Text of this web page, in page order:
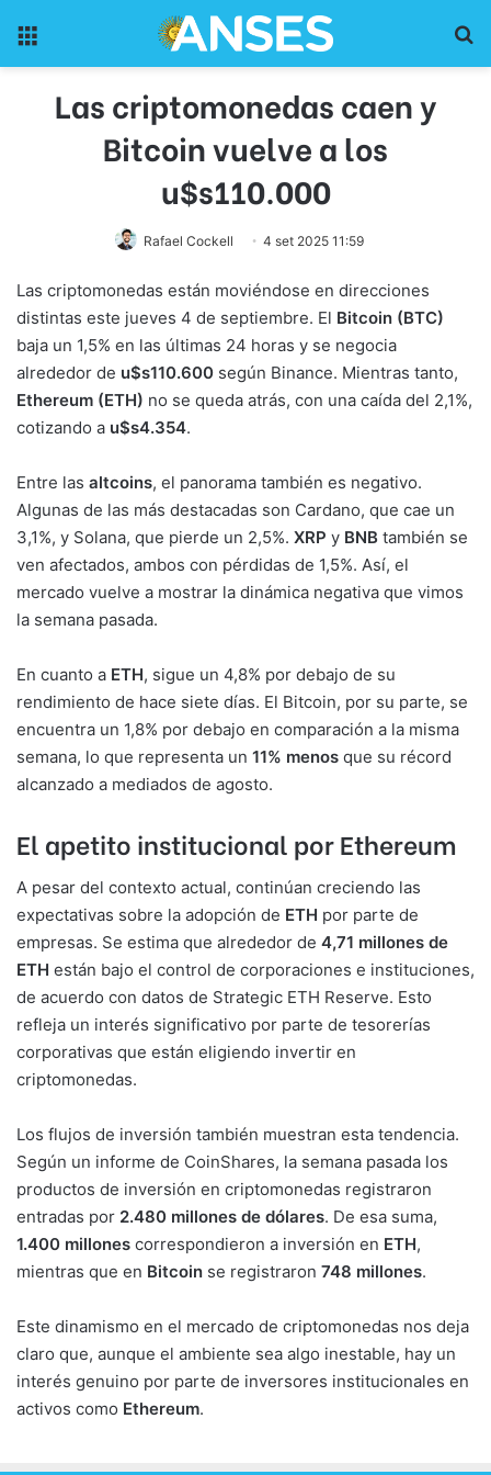
Las criptomonedas caen y
Bitcoin vuelve a los
u$s110.000
Rafael Cockell 4 set 2025 11:59
Las criptomonedas están moviéndose en direcciones
distintas este jueves 4 de septiembre. El Bitcoin (BTC)
baja un 1,5% en las últimas 24 horas y se negocia
alrededor de u$s110.600 según Binance. Mientras tanto,
Ethereum (ETH) no se queda atrás, con una caída del 2,1%,
cotizando a u$s4.354.
Entre las altcoins, el panorama también es negativo.
Algunas de las más destacadas son Cardano, que cae un
3,1%, y Solana, que pierde un 2,5%. XRP y BNB también se
ven afectados, ambos con pérdidas de 1,5%. Así, el
mercado vuelve a mostrar la dinámica negativa que vimos
la semana pasada.
En cuanto a ETH, sigue un 4,8% por debajo de su
rendimiento de hace siete días. El Bitcoin, por su parte, se
encuentra un 1,8% por debajo en comparación a la misma
semana, lo que representa un 11% menos que su récord
alcanzado a mediados de agosto.
El apetito institucional por Ethereum
A pesar del contexto actual, continúan creciendo las
expectativas sobre la adopción de ETH por parte de
empresas. Se estima que alrededor de 4,71 millones de
ETH están bajo el control de corporaciones e instituciones,
de acuerdo con datos de Strategic ETH Reserve. Esto
refleja un interés significativo por parte de tesorerías
corporativas que están eligiendo invertir en
criptomonedas.
Los flujos de inversión también muestran esta tendencia.
Según un informe de CoinShares, la semana pasada los
productos de inversión en criptomonedas registraron
entradas por 2.480 millones de dólares. De esa suma,
1.400 millones correspondieron a inversión en ETH,
mientras que en Bitcoin se registraron 748 millones.
Este dinamismo en el mercado de criptomonedas nos deja
claro que, aunque el ambiente sea algo inestable, hay un
interés genuino por parte de inversores institucionales en
activos como Ethereum.